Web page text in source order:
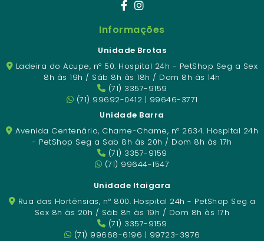
Informações
Unidade Brotas
Ladeira do Acupe, nº 50. Hospital 24h - PetShop Seg a Sex
8h às 19h / Sáb 8h às 18h / Dom 8h às 14h
(71) 3357-9159
(71) 99692-0412 | 99646-3771
Unidade Barra
Avenida Centenário, Chame-Chame, nº 2634. Hospital 24h
- PetShop Seg a Sab 8h às 20h / Dom 8h às 17h
(71) 3357-9159
(71) 99644-1547
Unidade Itaigara
Rua das Hortênsias, nº 800. Hospital 24h - PetShop Seg a
Sex 8h às 20h / Sáb 8h às 19h / Dom 8h às 17h
(71) 3357-9159
(71) 99668-6196 | 99723-3976